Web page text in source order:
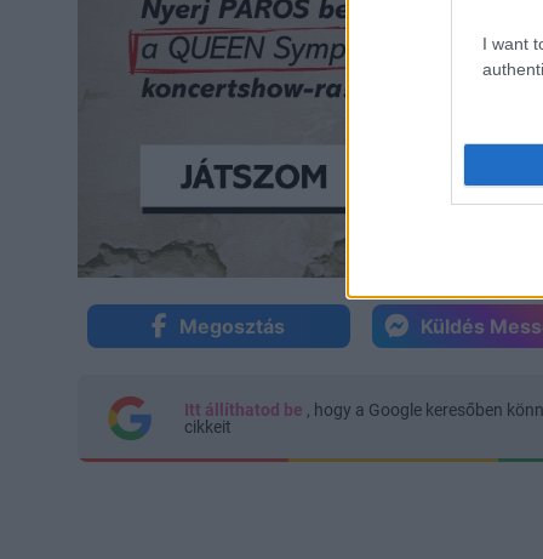
I want
Megosztás Küldés
Itt állíthatod be , hogy a Google keresőben
cikkeit